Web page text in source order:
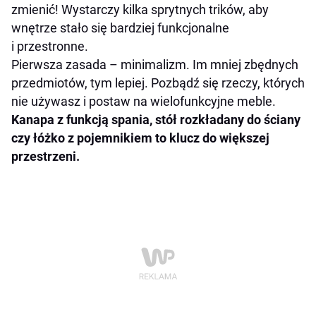
zmienić! Wystarczy kilka sprytnych trików, aby
wnętrze stało się bardziej funkcjonalne
i przestronne.
Pierwsza zasada – minimalizm. Im mniej zbędnych
przedmiotów, tym lepiej. Pozbądź się rzeczy, których
nie używasz i postaw na wielofunkcyjne meble.
Kanapa z funkcją spania, stół rozkładany do ściany
czy łóżko z pojemnikiem to klucz do większej
przestrzeni.